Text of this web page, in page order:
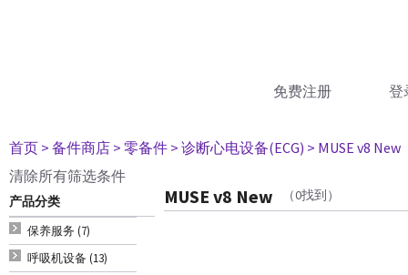
免费注册 登
首页 > 备件商店 > 零备件 > 诊断心电设备(ECG) > MUSE v8 New
清除所有筛选条件
产品分类
保养服务 (7)
呼吸机设备 (13)
MUSE v8 New （0找到）